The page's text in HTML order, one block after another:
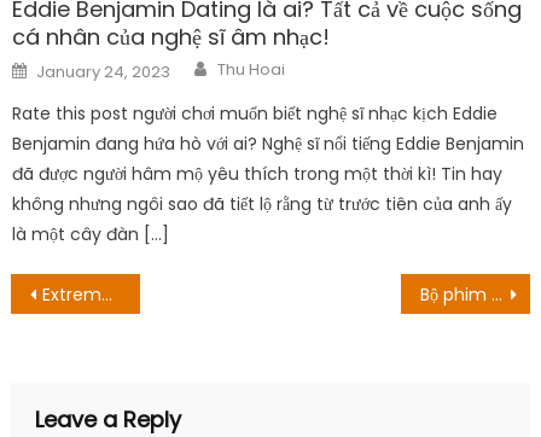
Eddie Benjamin Dating là ai? Tất cả về cuộc sống
cá nhân của nghệ sĩ âm nhạc!
Posted
on
January 24, 2023 Author
Thu Hoai
Rate this post người chơi muốn biết nghệ sĩ nhạc kịch Eddie
Benjamin đang hứa hò với ai? Nghệ sĩ nổi tiếng Eddie Benjamin
đã được người hâm mộ yêu thích trong một thời kì! Tin hay
không nhưng ngôi sao đã tiết lộ rằng từ trước tiên của anh ấy
là một cây đàn […]
Post
Extreme Hearts Tập 5 Ngày sinh sản: Thành viên thế hệ sắp ra mắt Bộ phim ‘Danh dự của người chơi’ được quay ở đâu? Mọi thứ chúng tôi biết!
Leave a Reply